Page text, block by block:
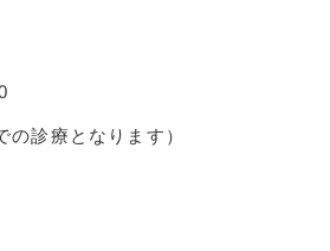
の診療となります）